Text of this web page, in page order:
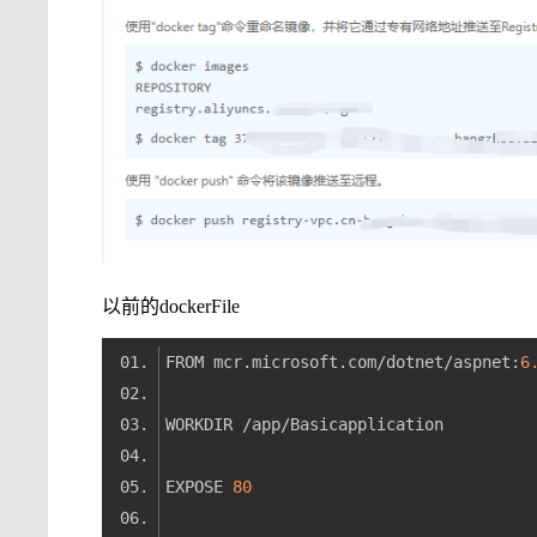
以前的dockerFile
FROM mcr.microsoft.com/dotnet/aspnet:
EXPOSE 80